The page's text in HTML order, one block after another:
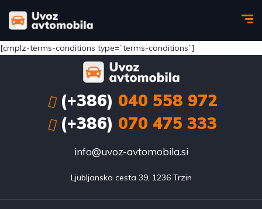
[cmplz-terms-conditions type=”terms-conditions”]
(+386) 040 558 972
(+386) 070 475 333
info@uvoz-avtomobila.si
Ljubljanska cesta 39, 1236 Trzin